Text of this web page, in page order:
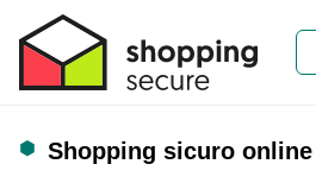
Shopping sicuro online